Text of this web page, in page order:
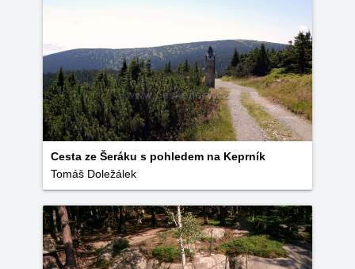
Cesta ze Šeráku s pohledem na Keprník
Tomáš Doležálek